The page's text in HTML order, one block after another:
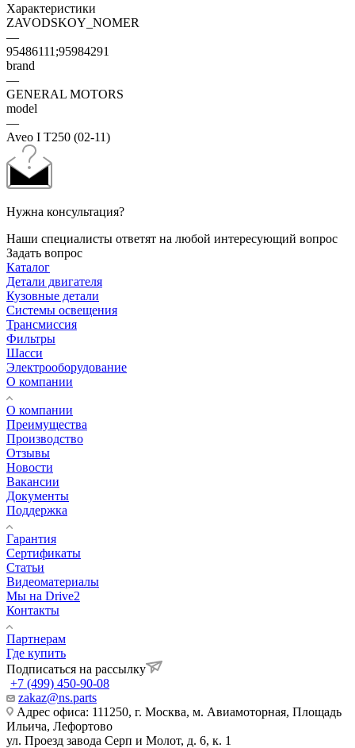
Характеристики
ZAVODSKOY_NOMER
—
95486111;95984291
brand
—
GENERAL MOTORS
model
—
Aveo I T250 (02-11)
Нужна консультация?
Наши специалисты ответят на любой интересующий вопрос
Задать вопрос
Каталог
Детали двигателя
Кузовные детали
Системы освещения
Трансмиссия
Фильтры
Шасси
Электрооборудование
О компании
О компании
Преимущества
Производство
Отзывы
Новости
Вакансии
Документы
Поддержка
Гарантия
Сертификаты
Статьи
Видеоматериалы
Мы на Drive2
Контакты
Партнерам
Где купить
Подписаться на рассылку
+7 (499) 450-90-08
zakaz@ns.parts
Адрес офиса: 111250, г. Москва, м. Авиамоторная, Площадь
Ильича, Лефортово
ул. Проезд завода Серп и Молот, д. 6, к. 1